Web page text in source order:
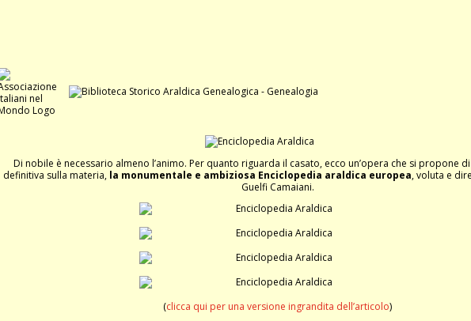
Di nobile è necessario almeno l’animo. Per quanto riguarda il casato, ecco un’opera che si propone
definitiva sulla materia, la monumentale e ambiziosa Enciclopedia araldica europea, voluta e
Guelfi Camaiani.
(clicca qui per una versione ingrandita dell’articolo)